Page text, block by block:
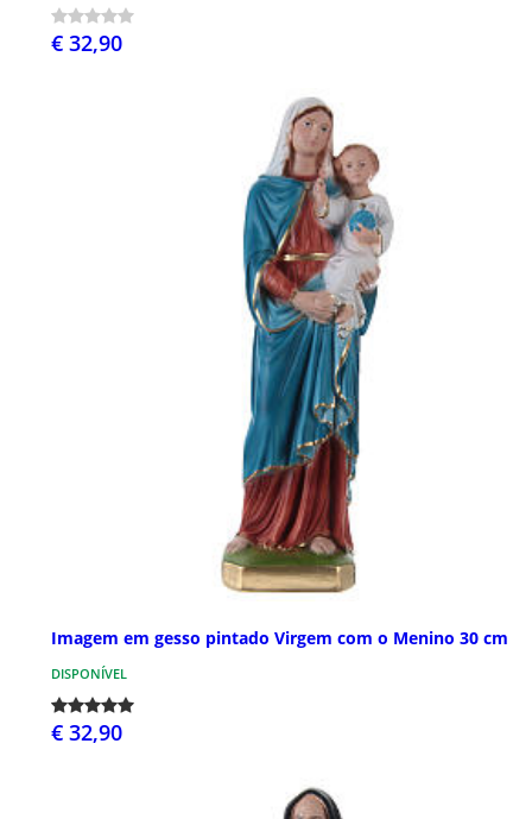
€ 32,90
Imagem em gesso pintado Virgem com o Menino 30 cm
DISPONÍVEL
€ 32,90